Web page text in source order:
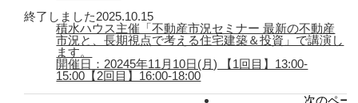
終了しました2025.10.15
積水ハウス主催「不動産市況セミナー 最新の不動産
市況と、長期視点で考える住宅建築＆投資」で講演し
ます。
開催日：20245年11月10日(月) 【1回目】13:00-
15:00【2回目】16:00-18:00
次のペー